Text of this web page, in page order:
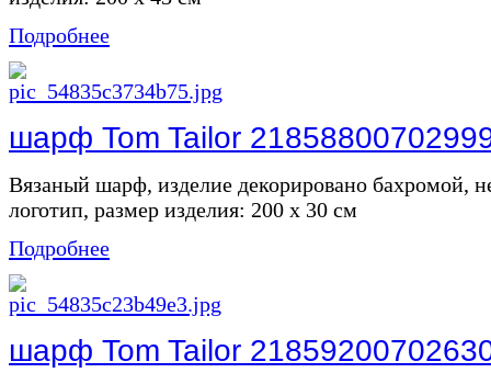
Подробнее
шарф Tom Tailor
Вязаный шарф, изделие декорировано бахромой,
логотип, размер изделия: 200 x 30 см
Подробнее
шарф Tom Tailor